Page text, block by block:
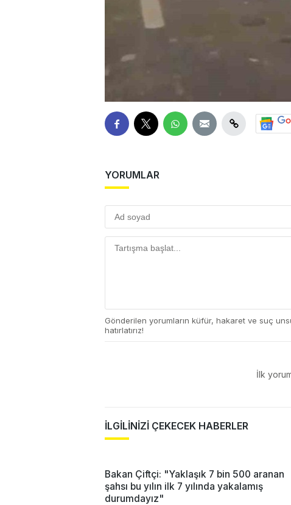
YORUMLAR
Gönderilen yorumların küfür, hakaret ve suç
hatırlatırız!
İlk
İLGİLİNİZİ ÇEKECEK HABERLER
Bakan Çiftçi: "Yaklaşık 7 bin 500 aranan
şahsı bu yılın ilk 7 yılında yakalamış
durumdayız"